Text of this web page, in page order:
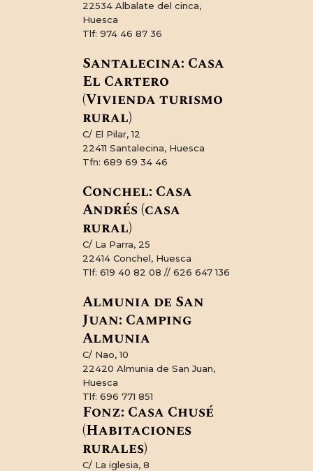
22534 Albalate del cinca,
Huesca
Tlf: 974 46 87 36
Santalecina: Casa
El Cartero
(Vivienda turismo
rural)
C/ El Pilar, 12
22411 Santalecina, Huesca
Tfn: 689 69 34 46
Conchel: Casa
Andrés (casa
rural)
C/ La Parra, 25
22414 Conchel, Huesca
Tlf: 619 40 82 08 // 626 647 136
Almunia de San
Juan: Camping
Almunia
C/ Nao, 10
22420 Almunia de San Juan,
Huesca
Tlf: 696 771 851
Fonz: Casa Chusé
(Habitaciones
rurales)
C/ La iglesia, 8